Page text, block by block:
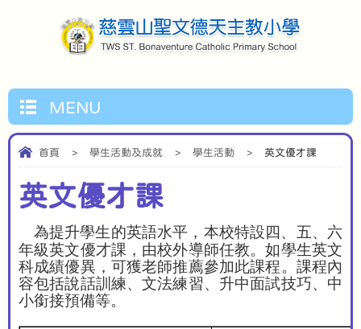
MENU
首頁 > 學生活動及成就 > 學生活動 > 英文優才課
英文優才課
為提升學生的英語水平，本校特設四、五、六
年級英文優才課，由校外導師任教。如學生英文
科成績優異，可獲老師推薦參加此課程。課程內
容包括說話訓練、文法練習、升中面試技巧、中
小銜接預備等。